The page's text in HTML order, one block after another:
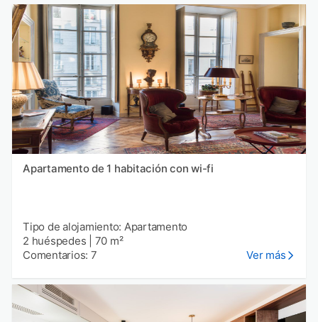
Apartamento de 1 habitación con wi-fi
Tipo de alojamiento: Apartamento
2 huéspedes
70 m²
Comentarios: 7
Ver más